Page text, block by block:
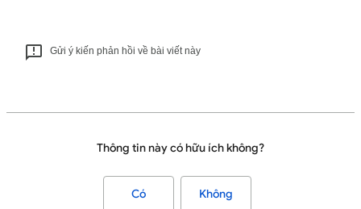
Gửi ý kiến phản hồi về bài viết này
Thông tin này có hữu ích không?
Có Không